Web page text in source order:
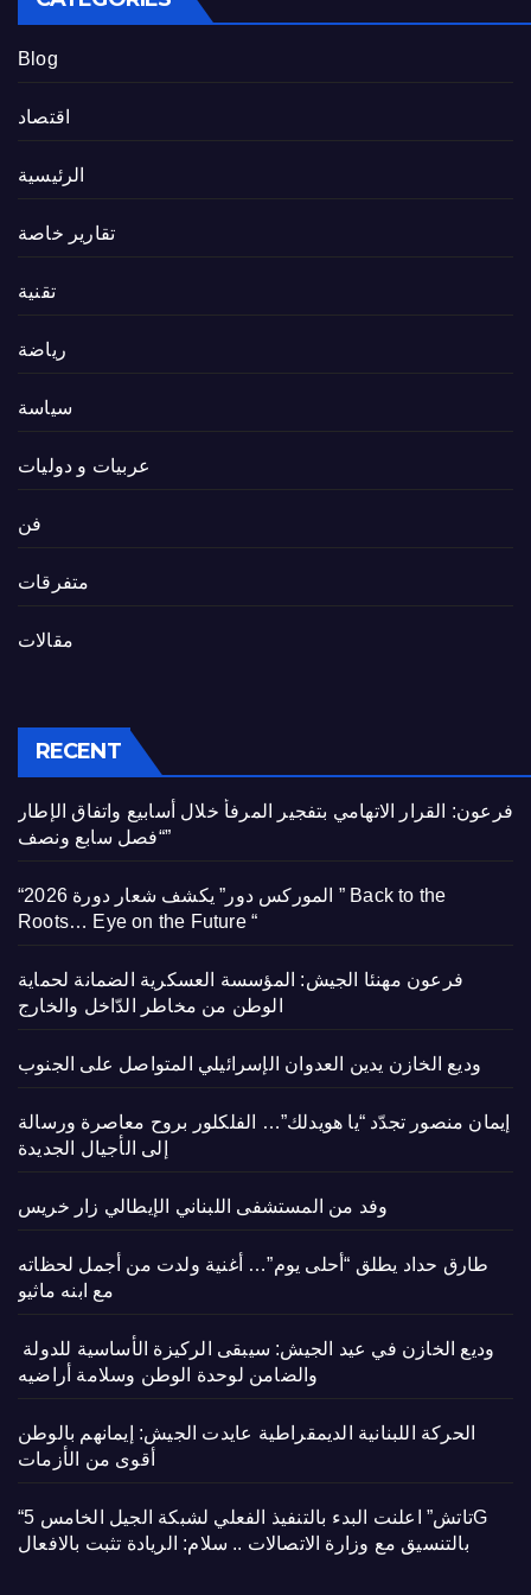
Blog
اقتصاد
الرئيسية
تقارير خاصة
تقنية
رياضة
سياسة
عربيات و دوليات
فن
متفرقات
مقالات
RECENT
فرعون: القرار الاتهامي بتفجير المرفأ خلال أسابيع واتفاق الإطار
“فصل سابع ونصف”
“الموركس دور” يكشف شعار دورة 2026 ” Back to the
Roots… Eye on the Future “
فرعون مهنئا الجيش: المؤسسة العسكرية الضمانة لحماية
الوطن من مخاطر الدّاخل والخارج
وديع الخازن يدين العدوان الإسرائيلي المتواصل على الجنوب
إيمان منصور تجدّد “يا هويدلك”… الفلكلور بروح معاصرة ورسالة
إلى الأجيال الجديدة
وفد من المستشفى اللبناني الإيطالي زار خريس
طارق حداد يطلق “أحلى يوم”… أغنية ولدت من أجمل لحظاته
مع ابنه ماثيو
والضامن لوحدة الوطن وسلامة أراضيه
الحركة اللبنانية الديمقراطية عايدت الجيش: إيمانهم بالوطن
أقوى من الأزمات
“تاتش” اعلنت البدء بالتنفيذ الفعلي لشبكة الجيل الخامس 5G
بالتنسيق مع وزارة الاتصالات .. سلام: الريادة تثبت بالافعال